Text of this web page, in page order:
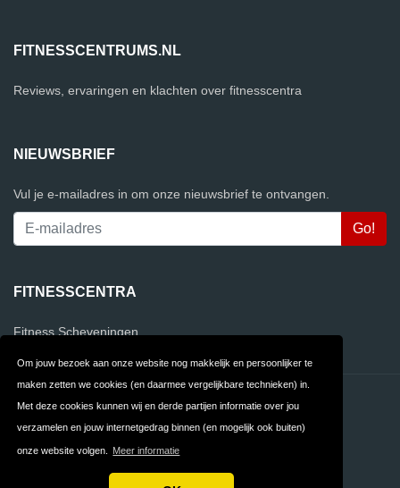
Om jouw bezoek aan onze website nog makkelijk en persoonlijker te
maken zetten we cookies (en daarmee vergelijkbare technieken) in.
Met deze cookies kunnen wij en derde partijen informatie over jou
verzamelen en jouw internetgedrag binnen (en mogelijk ook buiten)
onze website volgen. Meer informatie
FITNESSCENTRUMS.NL
Reviews, ervaringen en klachten over fitnesscentra
NIEUWSBRIEF
Vul je e-mailadres in om onze nieuwsbrief te ontvangen.
FITNESSCENTRA
Fitness Scheveningen
Contact Privacy
Algemene FAQ